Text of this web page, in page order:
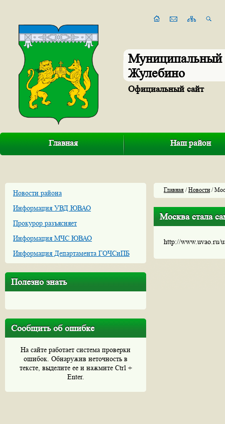
Муниципальный
Жулебино
Официальный сайт
Главная Наш район
Новости района
Информация УВД ЮВАО
Прокурор разъясняет
Информация МЧС ЮВАО
Информация Департамента ГОЧСиПБ
Полезно знать
Сообщить об ошибке
На сайте работает система проверки
ошибок. Обнаружив неточность в
тексте, выделите ее и нажмите Ctrl +
Enter.
Главная /Новости/
Москва стала
http://www.uvao.ru/